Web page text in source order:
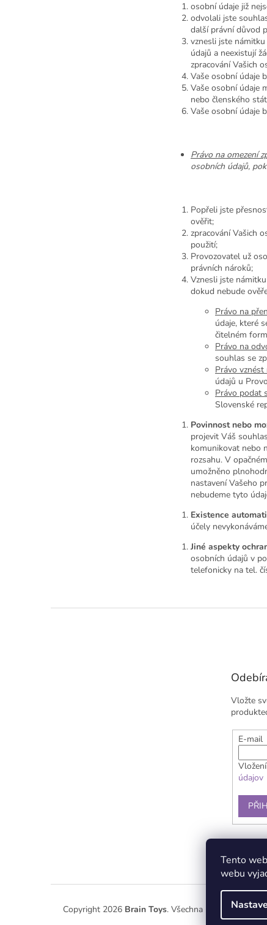
Tento
webu
osobní údaje již
odvolali jste
další právní důvod
vznesli jste
údajů a neexistují
zpracování Vašich
Vaše osobní údaje
Vaše osobní údaje
nebo členského
Vaše osobní údaje
Právo na omezení
osobních údajů,
Popřeli jste
ověřit;
zpracování Vašich
použití;
Provozovatel už
právních nároků;
Vznesli jste
dokud nebude
Právo na
údaje, které
čitelném
Právo na
souhlas se
Právo vznést
údajů u
Právo podat
Slovenské
Povinnost nebo
projevit Váš
komunikovat nebo
rozsahu. V
umožněno
nastavení Vašeho
nebudeme tyto
Existence
účely
Jiné aspekty
osobních údajů v
telefonicky na tel.
Vložte
E-mail
údajov
Doprava a
Copyright 2026 Brain Toys. Všechna práva vyhrazena.